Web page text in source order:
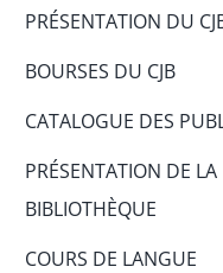
PRÉSENTATION DU
BOURSES DU CJB
CATALOGUE DES
PRÉSENTATION DE LA
BIBLIOTHÈQUE
COURS DE LANGUE